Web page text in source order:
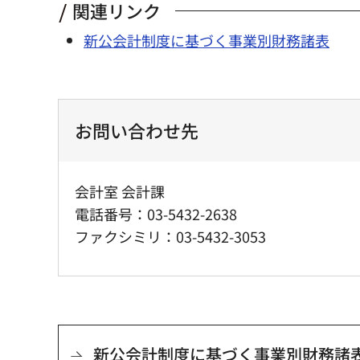
関連リンク
新公会計制度に基づく事業別財務諸表
お問い合わせ先
会計室 会計課
電話番号：03-5432-2638
ファクシミリ：03-5432-3053
新公会計制度に基づく事業別財務諸